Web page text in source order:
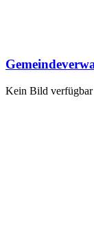
Kein Bild verfügbar